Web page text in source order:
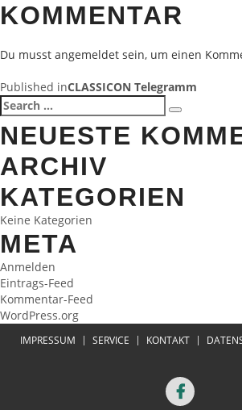
KOMMENTAR
Du musst angemeldet sein, um einen
Published inCLASSICON Telegramm
Search
for:
Search
NEUESTE
ARCHIV
KATEGORIEN
Keine Kategorien
META
Anmelden
Eintrags-Feed
Kommentar-Feed
WordPress.org
IMPRESSUM SERVICE KONTAKT